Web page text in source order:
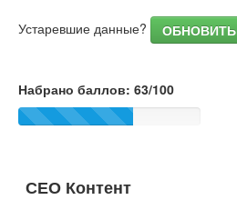
Устаревшие данные? ОБНОВИТЬ
Набрано баллов: 63/100
СЕО Контент